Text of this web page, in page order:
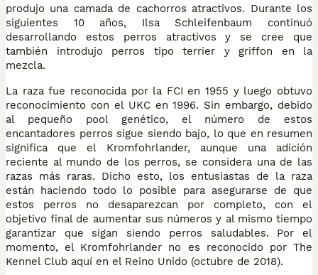
produjo una camada de cachorros atractivos. Durante los
siguientes 10 años, Ilsa Schleifenbaum continuó
desarrollando estos perros atractivos y se cree que
también introdujo perros tipo terrier y griffon en la
mezcla.
La raza fue reconocida por la FCI en 1955 y luego obtuvo
reconocimiento con el UKC en 1996. Sin embargo, debido
al pequeño pool genético, el número de estos
encantadores perros sigue siendo bajo, lo que en resumen
significa que el Kromfohrlander, aunque una adición
reciente al mundo de los perros, se considera una de las
razas más raras. Dicho esto, los entusiastas de la raza
están haciendo todo lo posible para asegurarse de que
estos perros no desaparezcan por completo, con el
objetivo final de aumentar sus números y al mismo tiempo
garantizar que sigan siendo perros saludables. Por el
momento, el Kromfohrlander no es reconocido por The
Kennel Club aquí en el Reino Unido (octubre de 2018).